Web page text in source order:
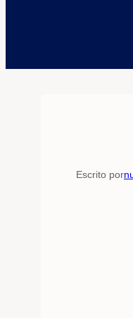
Escrito por